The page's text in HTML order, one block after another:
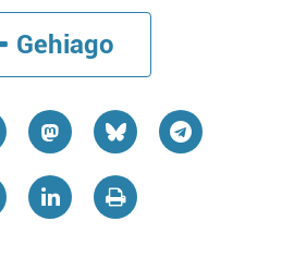
Gehiago